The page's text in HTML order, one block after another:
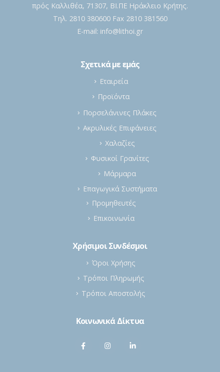
πρός Καλλιθέα, 71307, ΒΙ.ΠΕ Ηράκλειο Κρήτης.
Τηλ. 2810 380600 Fax 2810 381560
E-mail: info@lithoi.gr
Σχετικά με εμάς
Εταιρεία
Προϊόντα
Πορσελάνινες Πλάκες
Ακρυλικές Επιφάνειες
Χαλαζίες
Φυσικοί Γρανίτες
Μάρμαρα
Επαγωγικά Συστήματα
Προμηθευτές
Επικοινωνία
Χρήσιμοι Συνδέσμοι
Όροι Χρήσης
Τρόποι Πληρωμής
Τρόποι Αποστολής
Κοινωνικά Δίκτυα